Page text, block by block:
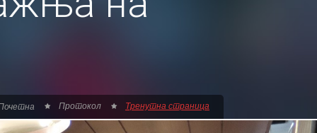
Протокол Тренутна страница